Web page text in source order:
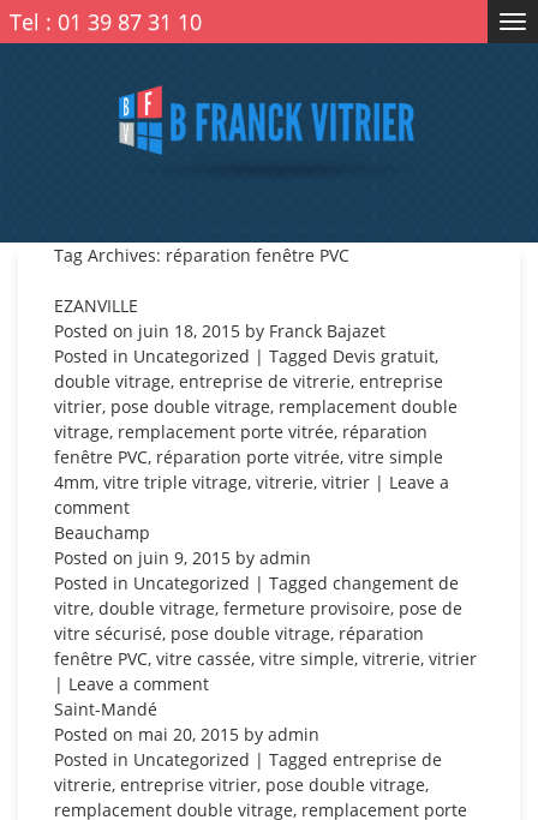
Tel : 01 39 87 31 10
Tag Archives: réparation fenêtre PVC
EZANVILLE
Posted on juin 18, 2015 by Franck Bajazet
Posted in Uncategorized | Tagged Devis gratuit,
double vitrage, entreprise de vitrerie, entreprise
vitrier, pose double vitrage, remplacement double
vitrage, remplacement porte vitrée, réparation
fenêtre PVC, réparation porte vitrée, vitre simple
4mm, vitre triple vitrage, vitrerie, vitrier | Leave a
comment
Beauchamp
Posted on juin 9, 2015 by admin
Posted in Uncategorized | Tagged changement de
vitre, double vitrage, fermeture provisoire, pose de
vitre sécurisé, pose double vitrage, réparation
fenêtre PVC, vitre cassée, vitre simple, vitrerie, vitrier
| Leave a comment
Saint-Mandé
Posted on mai 20, 2015 by admin
Posted in Uncategorized | Tagged entreprise de
vitrerie, entreprise vitrier, pose double vitrage,
remplacement double vitrage, remplacement porte